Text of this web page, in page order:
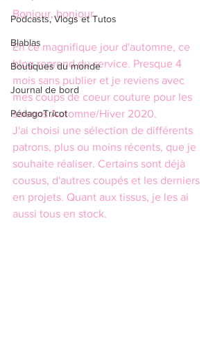
Podcasts, Vlogs et Tutos
Blablas
Boutiques du monde
Journal de bord
PédagoTricot
Bonjour, bonjour,
En ce magnifique jour d'automne, ce
blog reprend du service. Presque 4
mois sans publier et je reviens avec
mes coups de coeur couture pour les
saisons Automne/Hiver 2020.
J'ai choisi une sélection de différents
patrons, plus ou moins récents, que je
souhaite réaliser. Certains sont déjà
cousus, d'autres coupés et les derniers
en projets. Quant aux tissus, je les ai
aussi tous en stock.